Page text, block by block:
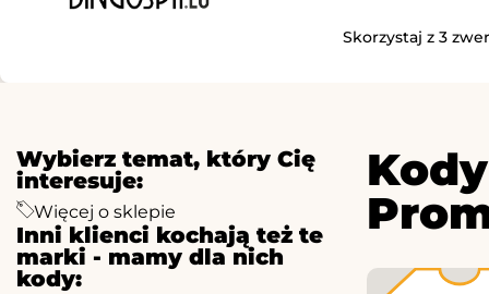
Skorzystaj z 3
Wybierz temat, który Cię
interesuje:
Więcej o sklepie
Inni klienci kochają też te
marki - mamy dla nich
kody: